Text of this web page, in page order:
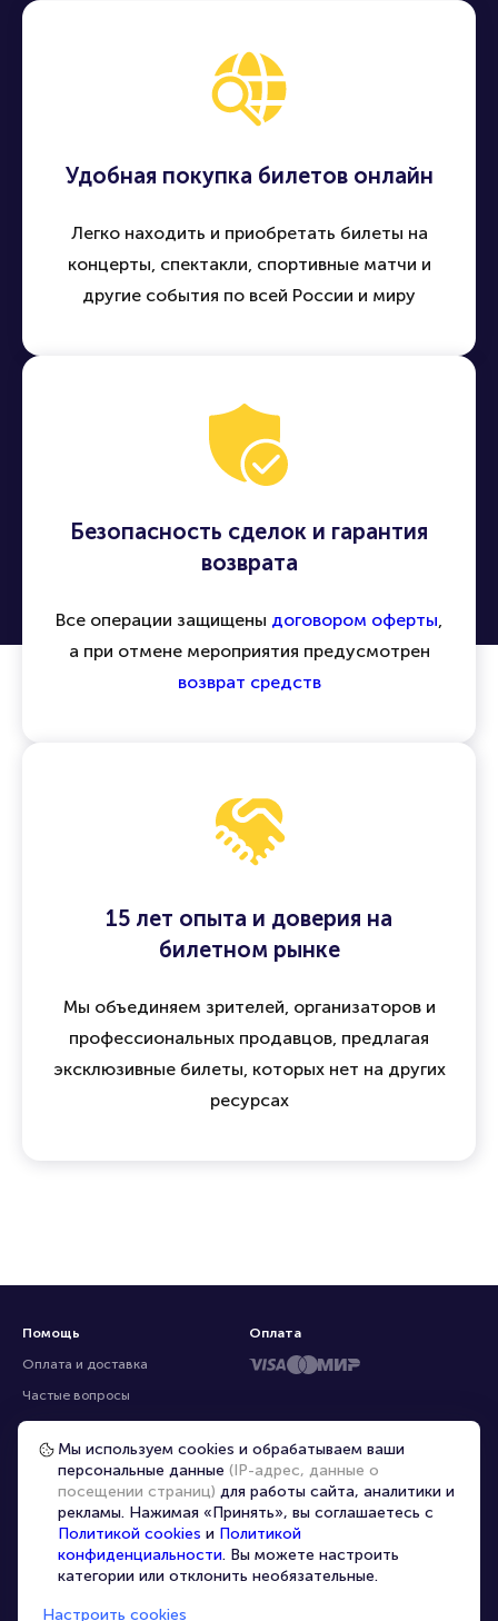
Удобная покупка билетов онлайн
Легко находить и приобретать билеты на
концерты, спектакли, спортивные матчи и
другие события по всей России и миру
Безопасность сделок и гарантия
возврата
Все операции защищены договором оферты,
а при отмене мероприятия предусмотрен
возврат средств
15 лет опыта и доверия на
билетном рынке
Мы объединяем зрителей, организаторов и
профессиональных продавцов, предлагая
эксклюзивные билеты, которых нет на других
ресурсах
Помощь
Оплата и доставка
Частые вопросы
Перепродажа билетов
Организаторам
Корпоративным клиентам
VIP-билеты
Условия использования
Персональные данные
О компании
Оплата
Мы используем cookies и обрабатываем ваши
персональные данные (IP-адрес, данные о
посещении страниц) для работы сайта, аналитики и
рекламы. Нажимая «Принять», вы соглашаетесь с
Политикой cookies и Политикой
конфиденциальности. Вы можете настроить
категории или отклонить необязательные.
Настроить cookies